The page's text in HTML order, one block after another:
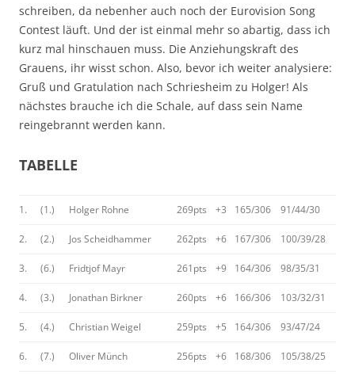
schreiben, da nebenher auch noch der Eurovision Song
Contest läuft. Und der ist einmal mehr so abartig, dass ich
kurz mal hinschauen muss. Die Anziehungskraft des
Grauens, ihr wisst schon. Also, bevor ich weiter analysiere:
Gruß und Gratulation nach Schriesheim zu Holger! Als
nächstes brauche ich die Schale, auf dass sein Name
reingebrannt werden kann.
TABELLE
1. (1.) Holger Rohne 269pts +3 165/306 91/44/30
2. (2.) Jos Scheidhammer 262pts +6 167/306 100/39/28
3. (6.) Fridtjof Mayr 261pts +9 164/306 98/35/31
4. (3.) Jonathan Birkner 260pts +6 166/306 103/32/31
5. (4.) Christian Weigel 259pts +5 164/306 93/47/24
6. (7.) Oliver Münch 256pts +6 168/306 105/38/25